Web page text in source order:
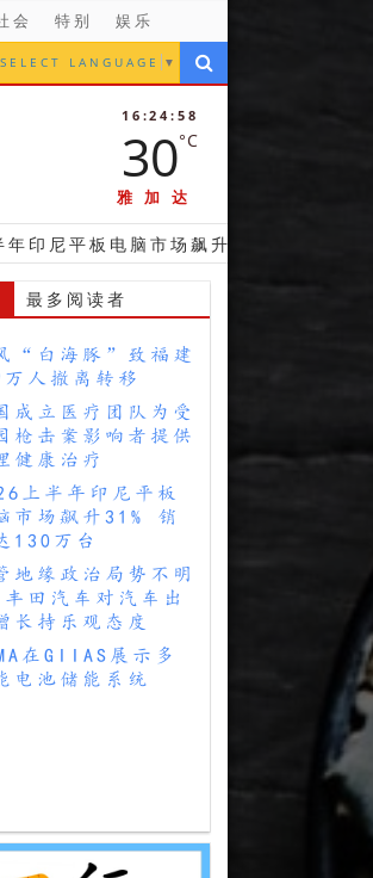
会 特别
娱乐
SELECT LANGUAGE ▼
16:24:59
30°C
雅加达
市场飙升31% 销量达130万台
最多阅读者
“白海豚”致福建
万人撤离转移
成立医疗团队为受
枪击案影响者提供
健康治疗
上半年印尼平板
市场飙升31% 销
130万台
地缘政治局势不明
田汽车对汽车出
长持乐观态度
在GIIAS展示多
电池储能系统